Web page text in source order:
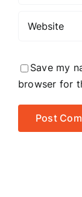
Save my
browser for